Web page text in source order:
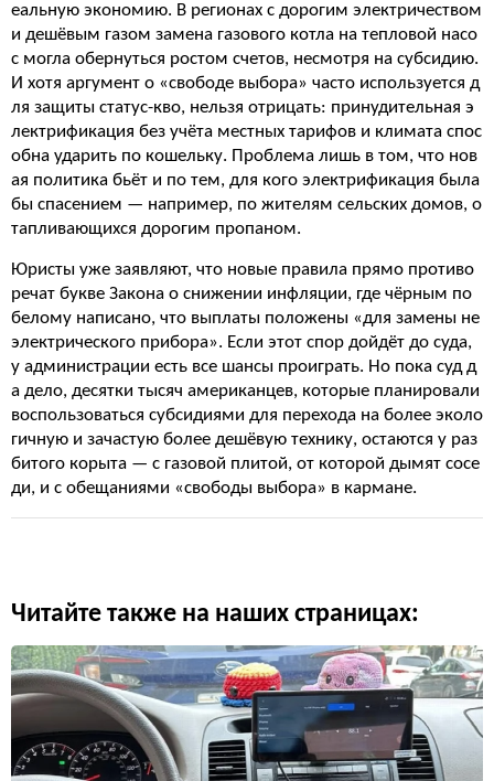
еальную экономию. В регионах с дорогим электричеством
и дешёвым газом замена газового котла на тепловой насо
с могла обернуться ростом счетов, несмотря на субсидию.
И хотя аргумент о «свободе выбора» часто используется д
ля защиты статус-кво, нельзя отрицать: принудительная э
лектрификация без учёта местных тарифов и климата спос
обна ударить по кошельку. Проблема лишь в том, что нов
ая политика бьёт и по тем, для кого электрификация была
бы спасением — например, по жителям сельских домов, о
тапливающихся дорогим пропаном.
Юристы уже заявляют, что новые правила прямо противо
речат букве Закона о снижении инфляции, где чёрным по
белому написано, что выплаты положены «для замены не
электрического прибора». Если этот спор дойдёт до суда,
у администрации есть все шансы проиграть. Но пока суд д
а дело, десятки тысяч американцев, которые планировали
воспользоваться субсидиями для перехода на более эколо
гичную и зачастую более дешёвую технику, остаются у раз
битого корыта — с газовой плитой, от которой дымят сосе
ди, и с обещаниями «свободы выбора» в кармане.
Читайте также на наших страницах: